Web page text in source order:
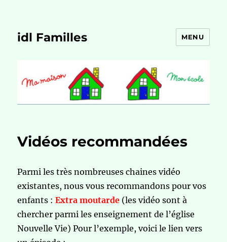
idl Familles MENU
Vidéos recommandées
Parmi les très nombreuses chaines vidéo
existantes, nous vous recommandons pour vos
enfants :Extra moutarde (les vidéo sont à
chercher parmi les enseignement de l’église
Nouvelle Vie) Pour l’exemple, voici le lien vers